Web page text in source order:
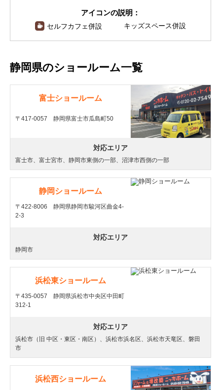
アイコンの説明：
セルフカフェ併設 キッズスペース併設
静岡県のショールーム一覧
富士ショールーム
〒417-0057 静岡県富士市瓜島町50
対応エリア
富士市、富士宮市、静岡市東側の一部、沼津市西側の一部
静岡ショールーム
〒422-8006 静岡県静岡市駿河区曲金4-
2-3
対応エリア
静岡市
浜松東ショールーム
〒435-0057 静岡県浜松市中央区中田町
312-1
対応エリア
浜松市（旧 中区・東区・南区）、浜松市浜名区、浜松市天竜区、磐田
市
浜松西ショールーム